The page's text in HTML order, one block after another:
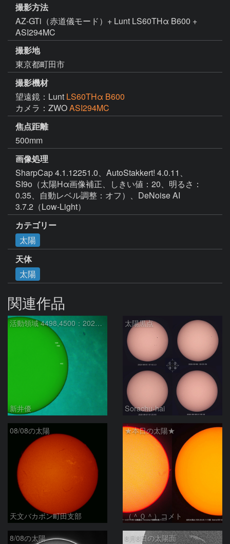
撮影方法
AZ-GTi（赤道儀モード）+ Lunt LS60THα B600 +
ASI294MC
撮影地
東京都町田市
撮影機材
望遠鏡：Lunt LS60THα B600
カメラ：ZWOASI294MC
焦点距離
500mm
画像処理
SharpCap 4.1.12251.0、AutoStakkert! 4.0.11、
SI9o（太陽Hα画像補正、しきい値：20、明るさ：
0.35、自動レベル調整：オフ）、DeNoise AI
3.7.2（Low-Light）
カテゴリー
太陽
天体
太陽
関連作品
活動領域 4498,4500：2026/08/08
新井優
太陽黒点
Sorachu-hai
08/08の太陽
天文バカボン町田支部
★本日の太陽★
（＾０＾）コメト
8/08の太陽 8月8日の太陽面